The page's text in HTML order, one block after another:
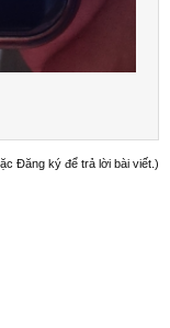
Đăng ký để trả lời bài viết.)